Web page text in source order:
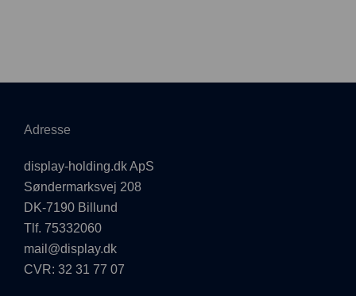
Adresse
display-holding.dk ApS
Søndermarksvej 208
DK-7190 Billund
Tlf. 75332060
mail@display.dk
CVR: 32 31 77 07